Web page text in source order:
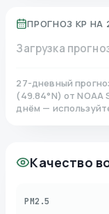
ПРОГНОЗ KP НА
Загрузка
27-дневный
(49.84°N)от NOAA
днём —
Качество
PM2.5